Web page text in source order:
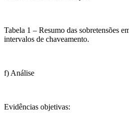
Tabela 1 – Resumo das sobretensões
intervalos de chaveamento.
f) Análise
Evidências objetivas: